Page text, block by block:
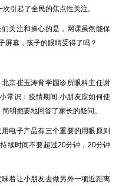
引起了全民的焦点性关注。
关注和操心的是，网课虽然能保
屏幕，孩子的眼睛受得了吗？
京崔玉涛育学园诊所眼科主任谢
常识：疫情期间 小朋友应如何使
明扼要地回答了家长的疑问。
电子产品有三个重要的用眼原则
续时间不要超过20分钟，20分钟
着让小朋友去做另外一项近距离